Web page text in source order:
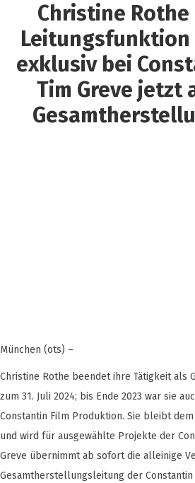
Christine
exklusiv bei
Tim Greve jetzt
München (ots) –
Christine Rothe beendet ihre Tätigkeit als
zum 31. Juli 2024; bis Ende 2023 war sie
Constantin Film Produktion. Sie bleibt
und wird für ausgewählte Projekte der
Greve übernimmt ab sofort die alleinige
Gesamtherstellungsleitung der Constantin